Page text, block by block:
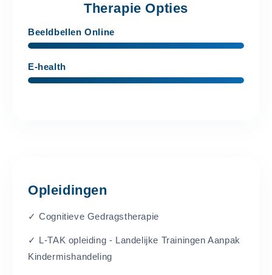
Therapie Opties
Beeldbellen Online
E-health
Opleidingen
✓ Cognitieve Gedragstherapie
✓ L-TAK opleiding - Landelijke Trainingen Aanpak
Kindermishandeling